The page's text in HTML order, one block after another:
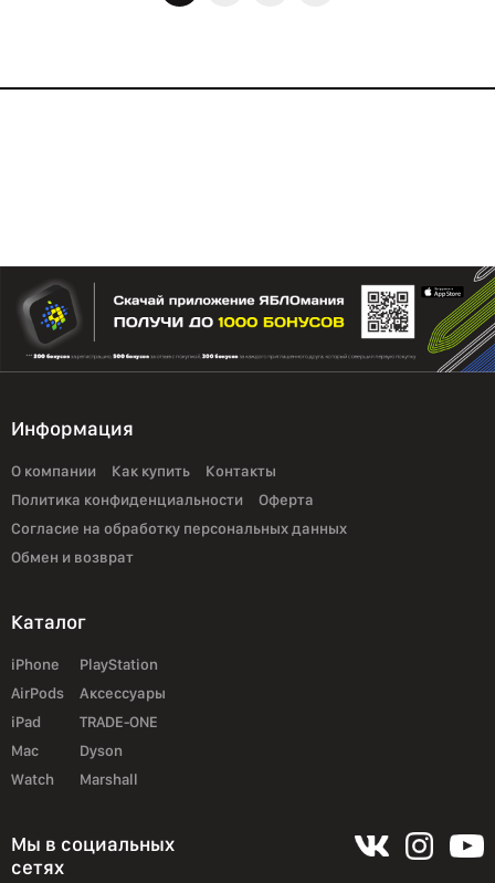
Информация
О компании Как купить
Контакты
Политика конфиденциальности
Оферта
Согласие на обработку персональных данных
Обмен и возврат
Каталог
iPhone
AirPods
iPad
Mac
Watch
PlayStation
Аксессуары
TRADE-ONE
Dyson
Marshall
Мы в социальных
сетях